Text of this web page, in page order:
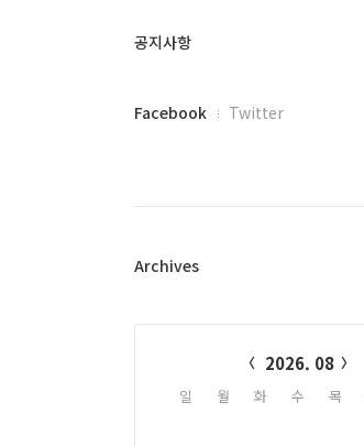
글
공지사항
페
플
Facebook Twitter
Archives
2026. 08
일 월 화 수 목